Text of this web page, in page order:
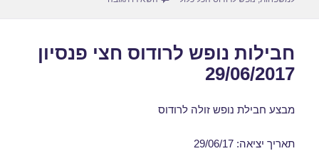
חבילות נופש לרודוס חצי פנסיון
29/06/2017
מבצע חבילת נופש זולה לרודוס
תאריך יציאה: 29/06/17